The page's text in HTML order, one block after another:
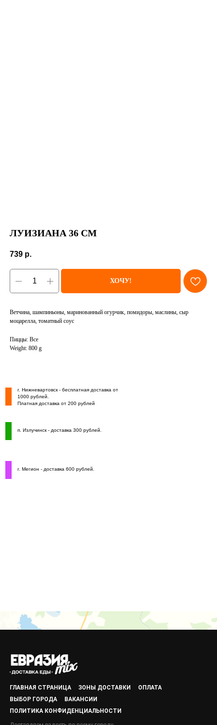
ЛУИЗИАНА 36 СМ
739 р.
ХОЧУ!
Ветчина, шампиньоны, маринованный огурчик, помидоры, маслины, сыр
моцарелла, томатный соус
Пиццы: Все
Weight: 800 g
г. Мегион - доставка 600 рублей.
п. Излучинск - доставка 300 рублей.
г. Нижневартовск - бесплатная доставка от
1000 рублей.
Платная доставка от 200 рублей
ГЛАВНАЯ СТРАНИЦА ЗОНЫ ДОСТАВКИ
ОПЛАТА
ВЫБОР ГОРОДА
ВАКАНСИИ
ПОЛИТИКА КОНФИДЕНЦИАЛЬНОСТИ